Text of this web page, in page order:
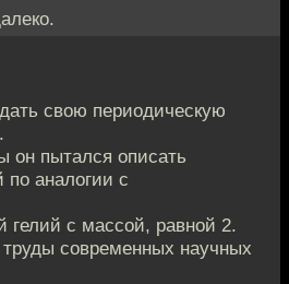
свою периодическую
он пытался описать
по аналогии с
гелий с массой, равной 2.
современных научных